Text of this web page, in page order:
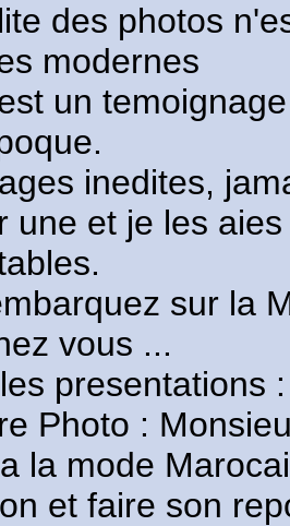
des photos
modernes
un
inedites,
une et je les
sur la
vous ...
presentations :
Photo :
la mode
et faire son